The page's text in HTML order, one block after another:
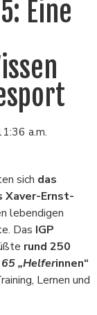
Eine
a.m.
sich das
Xaver-Ernst-
lebendigen
Das IGP
rund 250
„Helferinnen“
Lernen und